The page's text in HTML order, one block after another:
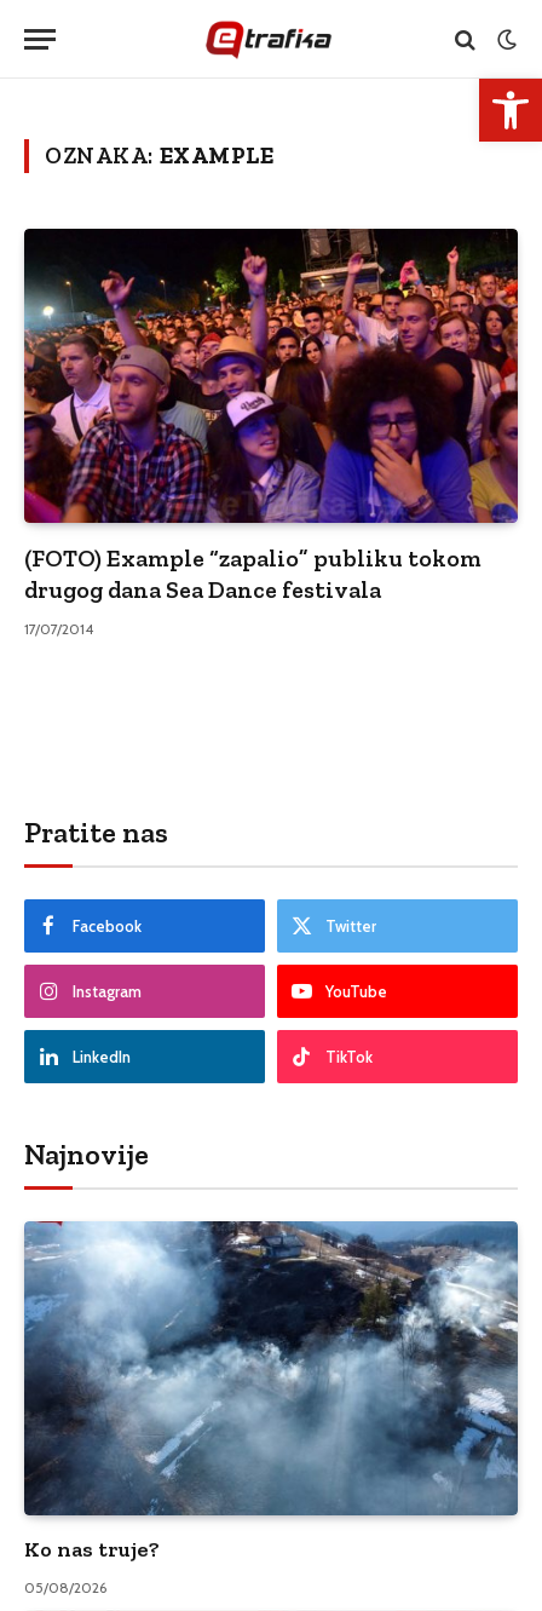
OZNAKA: EXAMPLE
(FOTO) Example “zapalio” publiku tokom
drugog dana Sea Dance festivala
17/07/2014
Pratite nas
Facebook Twitter
Instagram YouTube
LinkedIn TikTok
Najnovije
Ko nas truje?
05/08/2026